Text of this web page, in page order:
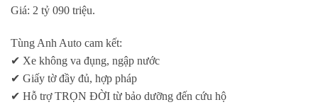
Giá: 2 tỷ 090 triệu.
Tùng Anh Auto cam kết:
✔ Xe không va đụng, ngập nước
✔ Giấy tờ đầy đủ, hợp pháp
✔ Hỗ trợ TRỌN ĐỜI từ bảo dưỡng đến cứu hộ